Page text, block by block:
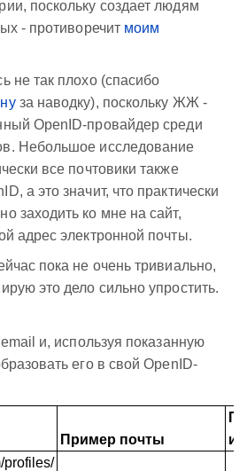
поскольку создает людям
- противоречит моим
не так плохо (спасибо
за наводку), поскольку ЖЖ -
OpenID-провайдер среди
Небольшое исследование
все почтовики также
а это значит, что практически
заходить ко мне на сайт,
адрес электронной почты.
пока не очень тривиально,
это дело сильно упростить.
и, используя показанную
его в свой OpenID-
Пример почты
profiles/